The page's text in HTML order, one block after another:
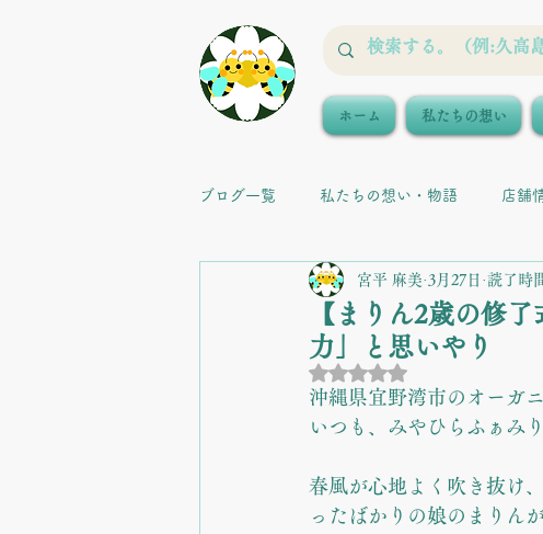
ホーム 私たちの想い
ブログ一覧 私たちの想い・物語 店舗
【まりん2歳の修
力」と思いやり
宮平 麻美 3月27日 読了時
5つ星のうちNaNと評価さ
沖縄県宜野湾市のオーガ
いつも、みやひらふぁみ
春風が心地よく吹き抜け
ったばかりの娘のまりん